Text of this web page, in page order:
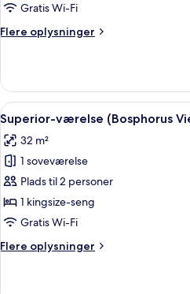
Gratis Wi-Fi
Flere oplysninger
Flere
værelse
Indlæs
alle
billeder
af
Superior-
værelse
(Bosphorus
13
Superior-værelse (Bosphorus
32 m²
1 soveværelse
Plads til 2 personer
1 kingsize-seng
Gratis Wi-Fi
Flere oplysninger
Flere